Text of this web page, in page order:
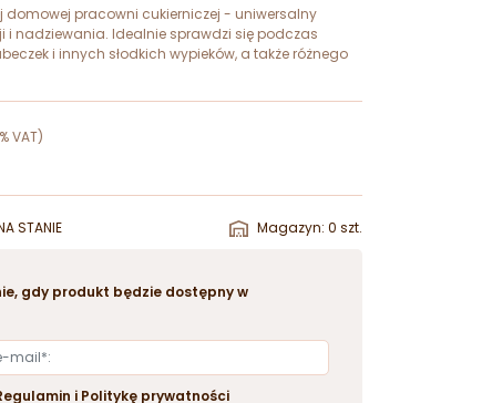
domowej pracowni cukierniczej - uniwersalny
i nadziewania. Idealnie sprawdzi się podczas
i innych słodkich wypieków, a także różnego
VAT)
STANIE Magazyn: 0 szt.
gdy produkt będzie dostępny w
i Politykę prywatności